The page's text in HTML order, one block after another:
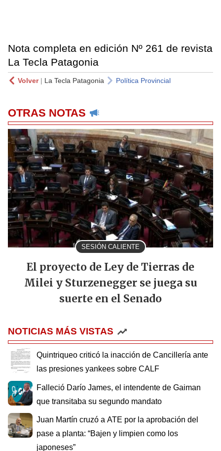
Nota completa en edición Nº 261 de revista
La Tecla Patagonia
Volver| La Tecla Patagonia Política Provincial
OTRAS NOTAS
SESIÓN CALIENTE
El proyecto de Ley de Tierras de
Milei y Sturzenegger se juega su
suerte en el Senado
NOTICIAS MÁS VISTAS
Quintriqueo criticó la inacción de Cancillería ante
las presiones yankees sobre CALF
Falleció Darío James, el intendente de Gaiman
que transitaba su segundo mandato
Juan Martín cruzó a ATE por la aprobación del
pase a planta: “Bajen y limpien como los
japoneses”